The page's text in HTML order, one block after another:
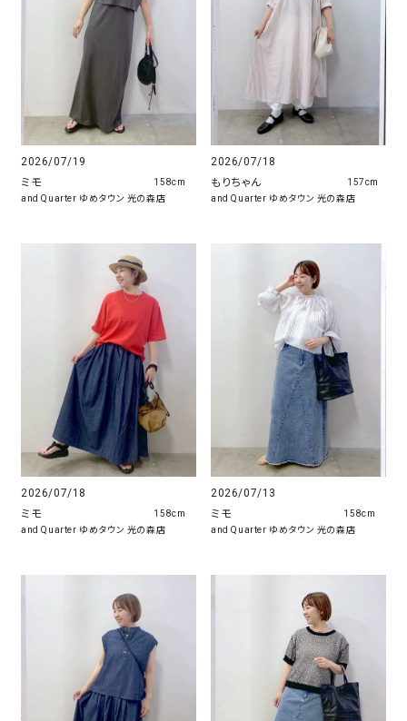
2026/07/19
ミモ
and Quarter ゆめタウン 光の森店
158cm
2026/07/18
もりちゃん
and Quarter ゆめタウン 光の森店
157cm
2026/07/18
ミモ
and Quarter ゆめタウン 光の森店
158cm
2026/07/13
ミモ
and Quarter ゆめタウン 光の森店
158cm